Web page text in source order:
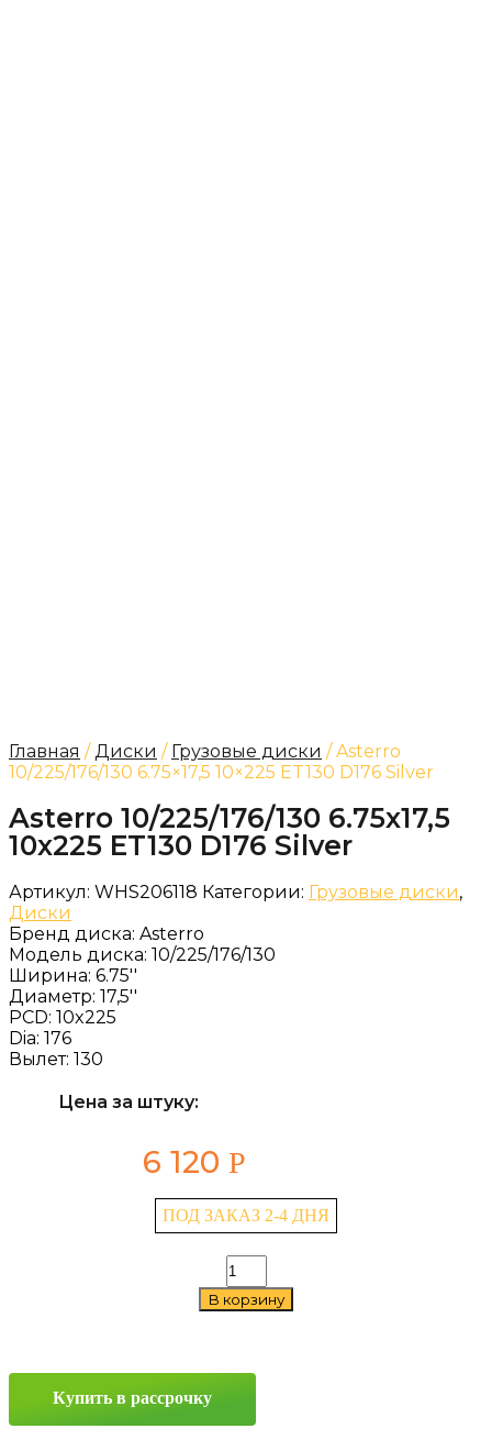
Главная /Диски / Грузовые диски / Asterro
10/225/176/130 6.75×17,5 10×225 ET130 D176 Silver
Asterro 10/225/176/130 6.75x17,5
10x225 ET130 D176 Silver
Артикул: WHS206118 Категории: Грузовые диски,
Диски
Бренд диска: Asterro
Модель диска: 10/225/176/130
Ширина: 6.75''
Диаметр: 17,5''
PCD: 10x225
Dia: 176
Вылет: 130
Цена за штуку:
6 120 Р
ПОД ЗАКАЗ 2-4 ДНЯ
Количество
товара
Asterro
ET130
Silver
В корзину
Купить в рассрочку